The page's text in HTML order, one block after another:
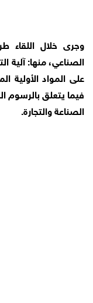
وجرى خلال اللقاء
الصناعي، منها: آلية
على المواد الأولية
فيما يتعلق بالرسوم
الصناعة والتجارة.